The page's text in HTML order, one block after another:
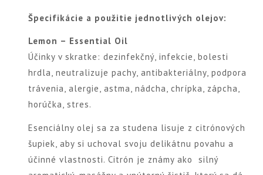
Špecifikácie a použitie jednotlivých olejov:
Lemon – Essential Oil
Účinky v skratke: dezinfekčný, infekcie, bolesti
hrdla, neutralizuje pachy, antibakteriálny, podpora
trávenia, alergie, astma, nádcha, chrípka, zápcha,
horúčka, stres.
Esenciálny olej sa za studena lisuje z citrónových
šupiek, aby si uchoval svoju delikátnu povahu a
účinné vlastnosti. Citrón je známy ako silný